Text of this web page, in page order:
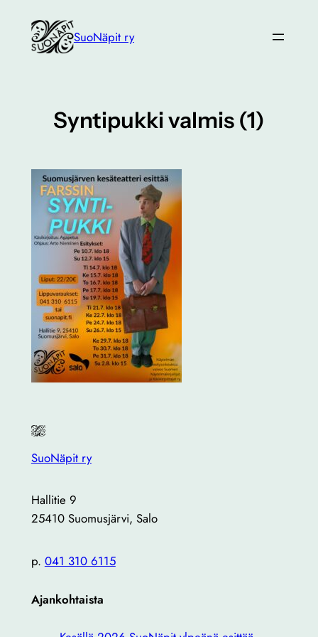
sisältöön
SuoNäpit ry
Syntipukki valmis (1)
SuoNäpit ry
Hallitie 9
25410 Suomusjärvi, Salo
p. 041 310 6115
Ajankohtaista